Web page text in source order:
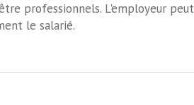
professionnels. L'employeur
le salarié.